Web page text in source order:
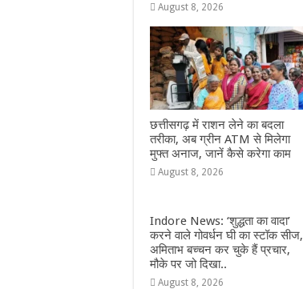
August 8, 2026
छत्तीसगढ़ में राशन लेने का बदला
तरीका, अब ग्रीन ATM से मिलेगा
मुफ्त अनाज, जानें कैसे करेगा काम
August 8, 2026
Indore News: ‘शुद्धता का वादा’
करने वाले गोवर्धन घी का स्टॉक सीज,
अमिताभ बच्चन कर चुके हैं प्रचार,
मौके पर जो दिखा..
August 8, 2026